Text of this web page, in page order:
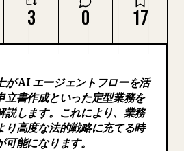
3 0 17
が AI エージェントフローを活
立書作成といった定型業務を
説します。これにより、業務
り高度な法的戦略に充てる時
能になります。